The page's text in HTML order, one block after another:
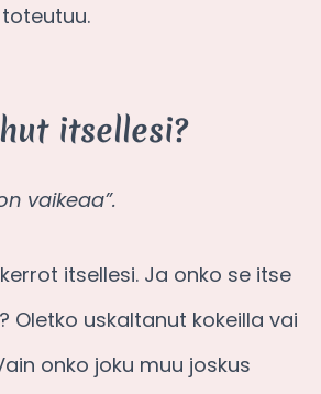
itsellesi?
vaikeaa”.
itsellesi. Ja onko se itse
Oletko uskaltanut kokeilla vai
onko joku muu joskus